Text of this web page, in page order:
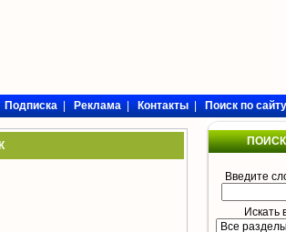
Подписка|Реклама|Контакты|Поиск по сайту
Введите
Искать